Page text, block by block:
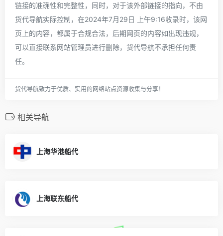
链接的准确性和完整性，同时，对于该外部链接的指向，不由
货代导航实际控制，在2024年7月29日 上午9:16收录时，该网
页上的内容，都属于合规合法，后期网页的内容如出现违规，
可以直接联系网站管理员进行删除，货代导航不承担任何责
任。
货代导航致力于优质、实用的网络站点资源收集与分享！
相关导航
上海华港船代
上海联东船代